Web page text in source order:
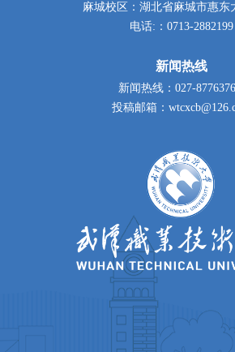
麻城校区：湖北省麻城市惠东
电话:：0713-2882199
新闻热线
新闻热线：027-
投稿邮箱：